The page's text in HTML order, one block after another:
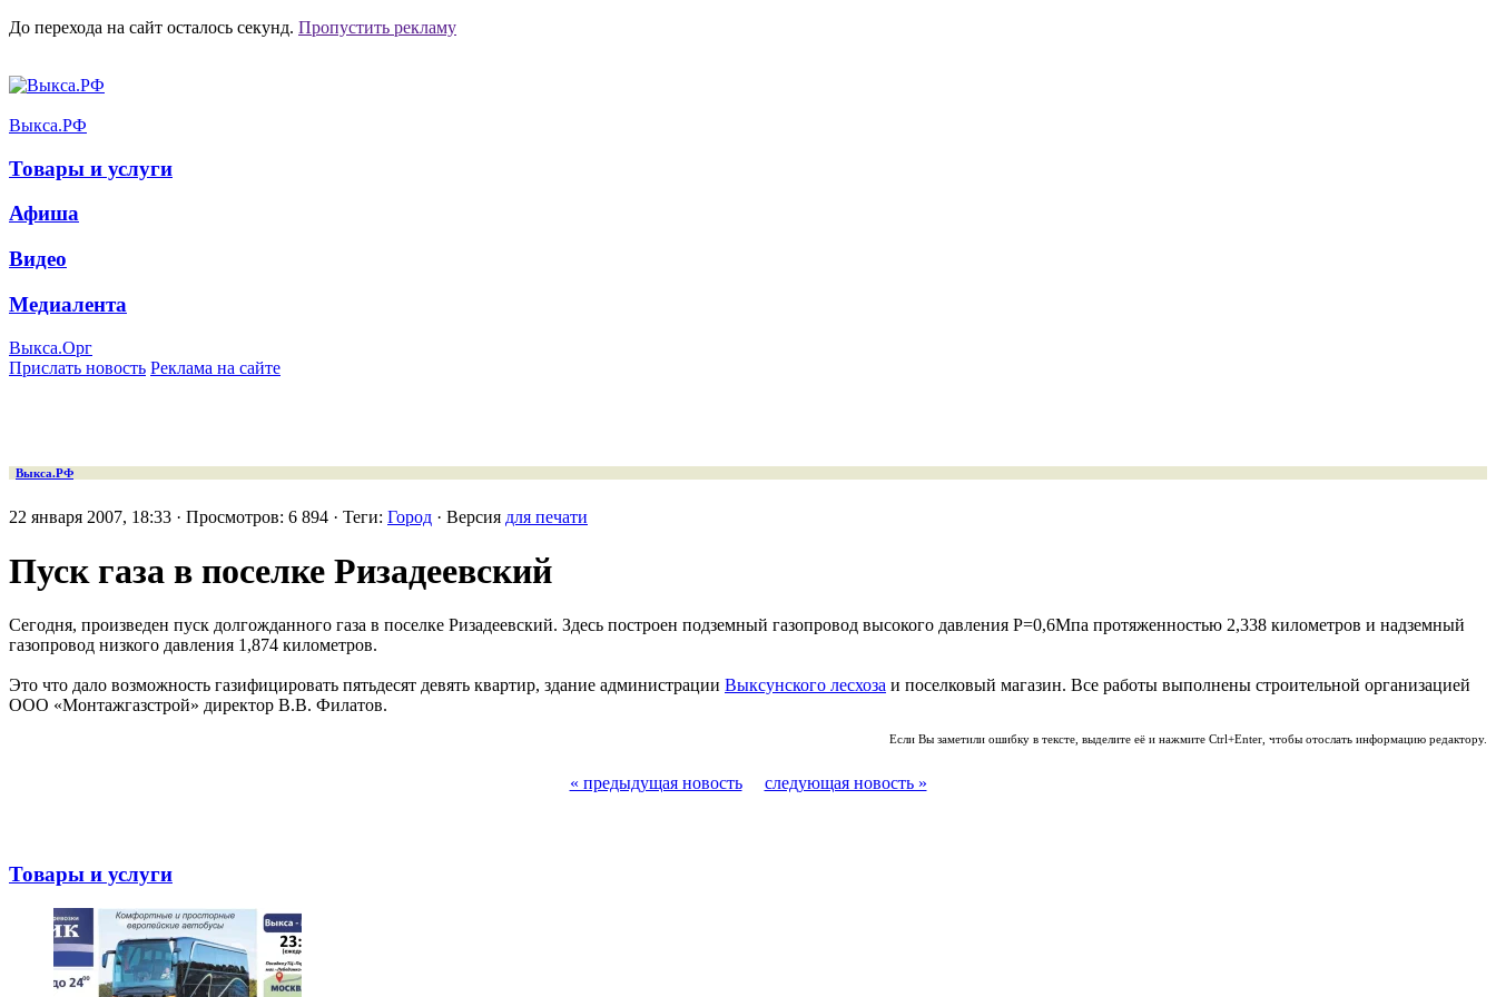
До перехода на сайт осталось секунд. Пропустить рекламу
Выкса.РФ
Товары и услуги
Афиша
Видео
Медиалента
Выкса.Орг
Прислать новость Реклама на сайте
Выкса.РФ
22 января 2007, 18:33 · Просмотров: 6 894 · Теги: Город · Версия для печати
Пуск газа в поселке Ризадеевский
Сегодня, произведен пуск долгожданного газа в поселке Ризадеевский. Здесь построен подземный газопровод высокого давления Р=0,6Мпа протяженностью 2,338 километров и надземный
газопровод низкого давления 1,874 километров.
Это что дало возможность газифицировать пятьдесят девять квартир, здание администрации Выксунского лесхоза и поселковый магазин. Все работы выполнены строительной организацией
ООО «Монтажгазстрой» директор В.В. Филатов.
Если Вы заметили ошибку в тексте, выделите её и нажмите Ctrl+Enter, чтобы отослать информацию редактору.
« предыдущая новость следующая новость »
Товары и услуги